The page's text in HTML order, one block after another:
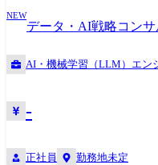
る組織づくりを目指しています
負債解消会 ●募集部門 グループAI本部 エンジニアリング部 ●担当職種の
変更範囲:会社の定める職種(出
NEW
データ・AI戦略コン
AI・機械学習（LLM）エン
-
正社員 勤務地未定